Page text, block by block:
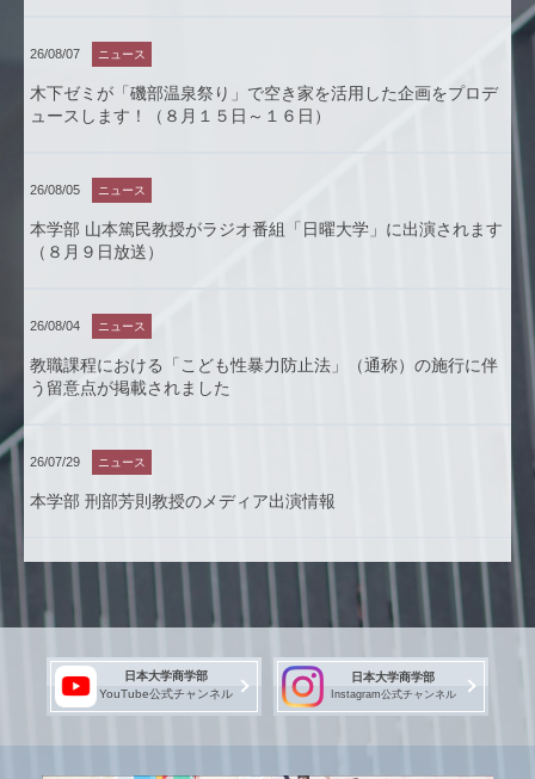
26/08/07 ニュース
木下ゼミが「磯部温泉祭り」で空き家を活用した企画をプロデ
ュースします！（８月１５日～１６日）
26/08/05 ニュース
本学部 山本篤民教授がラジオ番組「日曜大学」に出演されます
（８月９日放送）
26/08/04 ニュース
教職課程における「こども性暴力防止法」（通称）の施行に伴
う留意点が掲載されました
26/07/29 ニュース
本学部 刑部芳則教授のメディア出演情報
日本大学商学部
YouTube公式チャンネル
日本大学商学部
Instagram公式チャンネル